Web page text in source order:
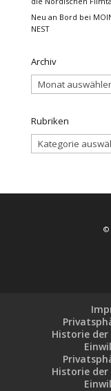
Neu an Bord bei
NEST
Archiv
Archiv
Rubriken
Rubriken
©
Historie
Historie